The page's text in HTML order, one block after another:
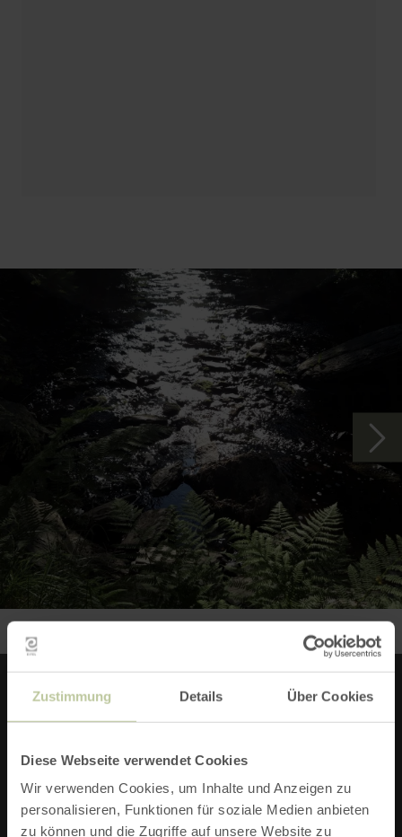
Zustimmung Details Über Cookies
Diese Webseite verwendet Cookies
Wir verwenden Cookies, um Inhalte und Anzeigen zu
personalisieren, Funktionen für soziale Medien anbieten
zu können und die Zugriffe auf unsere Website zu
INFOS ZU DIESER ROUTE
PARKPLATZ DREISTEGEN IN 52156 MONSCHAU